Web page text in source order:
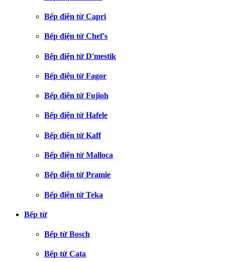
Bếp điện từ Capri
Bếp điện từ Chef's
Bếp điện từ D'mestik
Bếp điện từ Fagor
Bếp điện từ Fujioh
Bếp điện từ Hafele
Bếp điện từ Kaff
Bếp điện từ Malloca
Bếp điện từ Pramie
Bếp điện từ Teka
Bếp từ
Bếp từ Bosch
Bếp từ Cata